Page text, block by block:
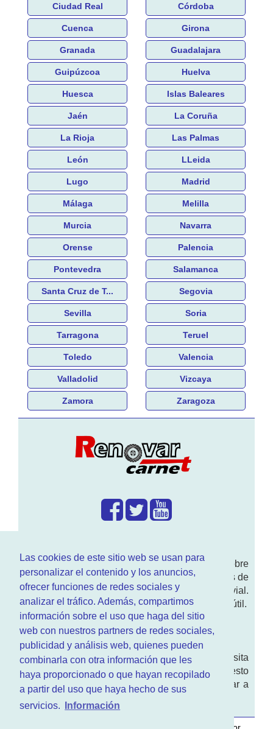
Las cookies de este sitio web se usan para
personalizar el contenido y los anuncios,
ofrecer funciones de redes sociales y
analizar el tráfico. Además, compartimos
información sobre el uso que haga del sitio
web con nuestros partners de redes sociales,
publicidad y análisis web, quienes pueden
combinarla con otra información que les
haya proporcionado o que hayan recopilado
a partir del uso que haya hecho de sus
servicios.
Información
Ciudad Real Córdoba
Cuenca Girona
Granada Guadalajara
Guipúzcoa Huelva
Huesca Islas Baleares
Jaén La Coruña
La Rioja Las Palmas
León LLeida
Lugo Madrid
Málaga Melilla
Murcia Navarra
Orense Palencia
Pontevedra Salamanca
Santa Cruz de T... Segovia
Sevilla Soria
Tarragona Teruel
Toledo Valencia
Valladolid Vizcaya
Zamora Zaragoza
Enwww.RenovarCarnet.comTe contamos sobre
larenovación del permisode conducir, noticias de
actualidad motor y sobre todo seguridad vial.
Ademas tenemos todo tipo de información DGT útil.
¿Quienes somos?
Quieres saber quien mantiene la pagina, visita
nuestrasección de contacto. Aquí tienes nuesto
aviso legal
. Basicamente no queremos engañar a
nadie.